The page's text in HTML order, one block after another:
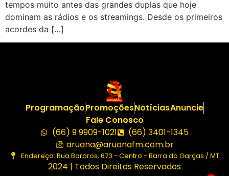
tempos muito antes das grandes duplas que hoje
dominam as rádios e os streamings. Desde os primeiros
acordes da […]
ProgramaçãoPromoçõesNotíciasAnuncie
Fale Conosco
(66) 9 9909-1021
(66) 3401-1345
aruana@aruanafm.com.br
Endereço: Rua Bororos, 673 - Centro - Barra do Garças / MT
2024 | Todos Direitos Reservados